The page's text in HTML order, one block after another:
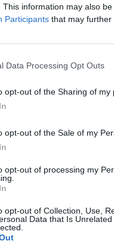
This information may also
Participants that may further
Data Processing Opt Outs
opt-out of the Sharing of my
opt-out of the Sale of my
opt-out of processing my
opt-out of Collection, Use,
Data that Is
átalakítására.
Magyarországnak
portfolio.hu
tartalmazza:
cikkarchívum